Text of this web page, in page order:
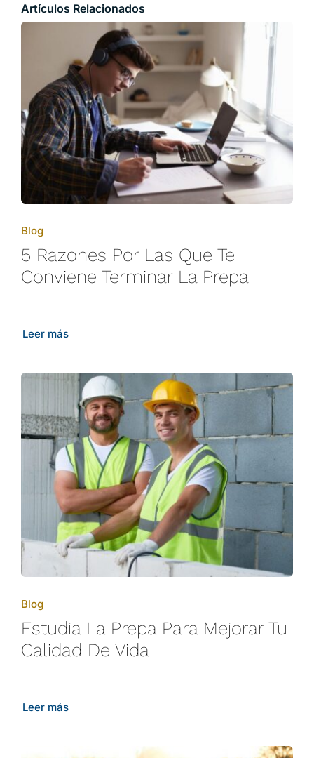
Artículos Relacionados
Blog
5 Razones Por Las Que Te
Conviene Terminar La Prepa
Leer más
Blog
Estudia La Prepa Para Mejorar Tu
Calidad De Vida
Leer más